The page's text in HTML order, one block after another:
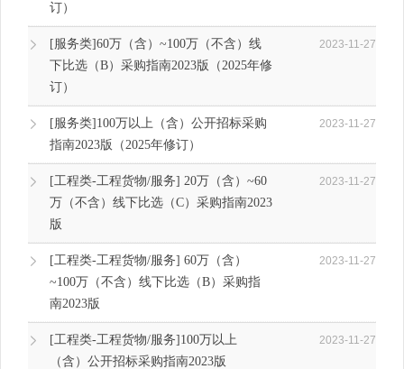
订）
[服务类]60万（含）~100万（不含）线
下比选（B）采购指南2023版（2025年修
订）
2023-11-27
[服务类]100万以上（含）公开招标采购
指南2023版（2025年修订）
2023-11-27
[工程类-工程货物/服务] 20万（含）~60
万（不含）线下比选（C）采购指南2023
版
2023-11-27
[工程类-工程货物/服务] 60万（含）
~100万（不含）线下比选（B）采购指
南2023版
2023-11-27
[工程类-工程货物/服务]100万以上
（含）公开招标采购指南2023版
2023-11-27